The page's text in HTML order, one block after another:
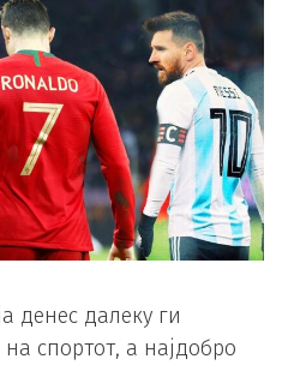
денес далеку ги
спортот, а најдобро